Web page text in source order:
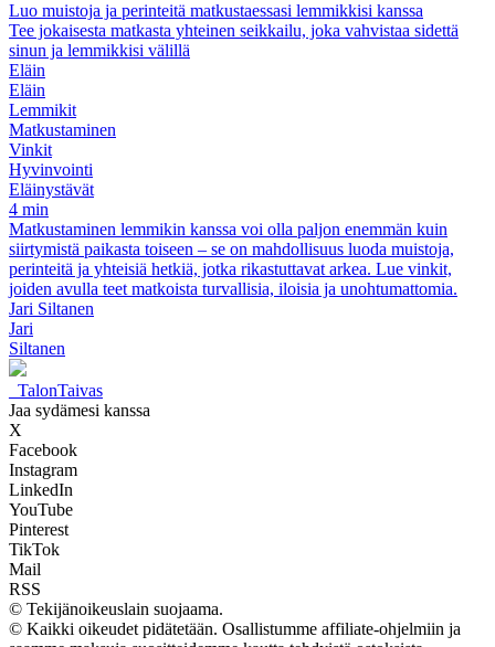
Luo muistoja ja perinteitä matkustaessasi lemmikkisi kanssa
Tee jokaisesta matkasta yhteinen seikkailu, joka vahvistaa sidettä
sinun ja lemmikkisi välillä
Eläin
Eläin
Lemmikit
Matkustaminen
Vinkit
Hyvinvointi
Eläinystävät
4 min
Matkustaminen lemmikin kanssa voi olla paljon enemmän kuin
siirtymistä paikasta toiseen – se on mahdollisuus luoda muistoja,
perinteitä ja yhteisiä hetkiä, jotka rikastuttavat arkea. Lue vinkit,
joiden avulla teet matkoista turvallisia, iloisia ja unohtumattomia.
Jari Siltanen
Jari
Siltanen
TalonTaivas
Jaa sydämesi kanssa
X
Facebook
Instagram
LinkedIn
YouTube
Pinterest
TikTok
Mail
RSS
© Tekijänoikeuslain suojaama.
© Kaikki oikeudet pidätetään. Osallistumme affiliate-ohjelmiin ja